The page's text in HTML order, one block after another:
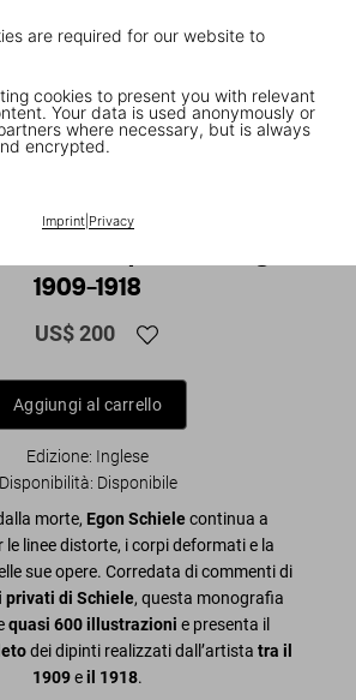
are required for our website to
cookies to present you with relevant
Your data is used anonymously or
where necessary, but is always
encrypted.
Imprint| Privacy
1/23
XXL
1909–1918
US$ 200
Aggiungi al carrello
Edizione: Inglese
Disponibilità: Disponibile
morte, Egon Schielecontinua a
le linee distorte, i corpi deformati e la
sue opere. Corredata di commenti di
privati di Schiele, questa monografia
quasi 600 illustrazioni e presenta il
dei dipinti realizzati dall’artista tra il
1909eil 1918.